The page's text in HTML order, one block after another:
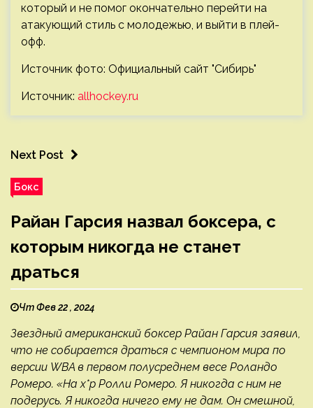
который и не помог окончательно перейти на
атакующий стиль с молодежью, и выйти в плей-
офф.
Источник фото: Официальный сайт "Сибирь"
Источник: allhockey.ru
Next Post
Бокс
Райан Гарсия назвал боксера, с
которым никогда не станет
драться
Чт Фев 22 , 2024
Звездный американский боксер Райан Гарсия заявил,
что не собирается драться с чемпионом мира по
версии WBA в первом полусреднем весе Роландо
Ромеро. «На х*р Ролли Ромеро. Я никогда с ним не
подерусь. Я никогда ничего ему не дам. Он смешной,